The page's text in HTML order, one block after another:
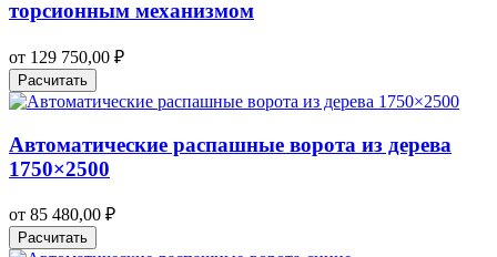
торсионным механизмом
от 129 750,00 ₽
Расчитать
Автоматические распашные ворота из дерева
1750×2500
от 85 480,00 ₽
Расчитать